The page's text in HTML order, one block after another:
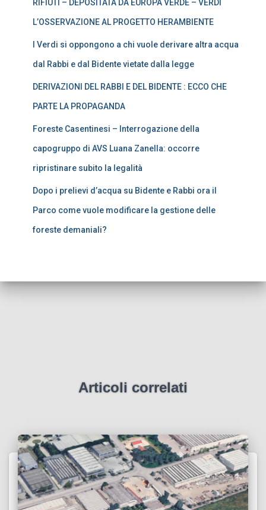
RIFIUTI – DEPOSITATA DA EUROPA VERDE – VERDI
L’OSSERVAZIONE AL PROGETTO HERAMBIENTE
I Verdi si oppongono a chi vuole derivare altra acqua
dal Rabbi e dal Bidente vietate dalla legge
DERIVAZIONI DEL RABBI E DEL BIDENTE : ECCO CHE
PARTE LA PROPAGANDA
Foreste Casentinesi – Interrogazione della
capogruppo di AVS Luana Zanella: occorre
ripristinare subito la legalità
Dopo i prelievi d’acqua su Bidente e Rabbi ora il
Parco come vuole modificare la gestione delle
foreste demaniali?
Articoli correlati